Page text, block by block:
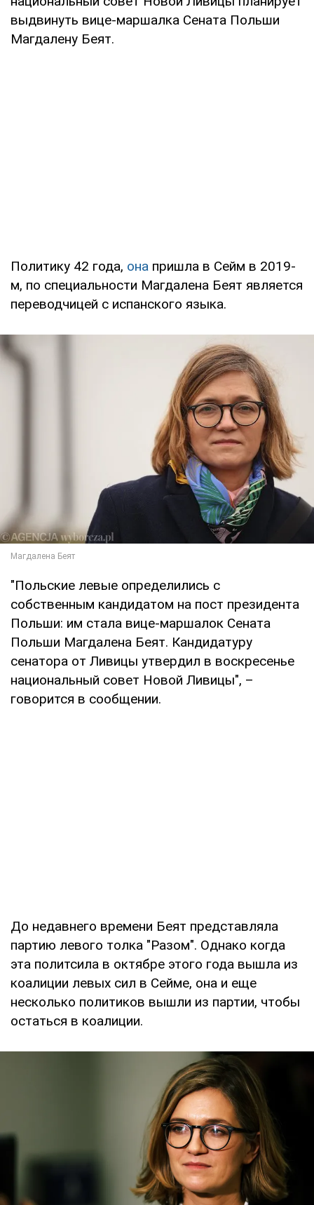
выдвинуть вице-маршалка Сената Польши
Магдалену Беят.
Политику 42 года, она пришла в Сейм в 2019-
м, по специальности Магдалена Беят является
переводчицей с испанского языка.
"Польские левые определились с
собственным кандидатом на пост президента
Польши: им стала вице-маршалок Сената
Польши Магдалена Беят. Кандидатуру
сенатора от Ливицы утвердил в воскресенье
национальный совет Новой Ливицы", –
говорится в сообщении.
До недавнего времени Беят представляла
партию левого толка "Разом". Однако когда
эта политсила в октябре этого года вышла из
коалиции левых сил в Сейме, она и еще
несколько политиков вышли из партии, чтобы
остаться в коалиции.